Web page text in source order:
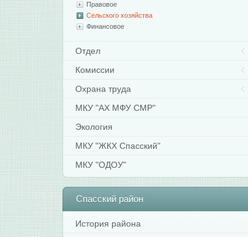
Правовое
Сельского хозяйства
Финансовое
Отдел
Комиссии
Охрана труда
МКУ "АХ МФУ СМР"
Экология
МКУ "ЖКХ Спасский"
МКУ "ОДОУ"
Спасский район
История района